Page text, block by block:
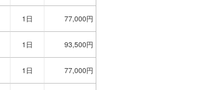
1日 77,000円
1日 93,500円
1日 77,000円